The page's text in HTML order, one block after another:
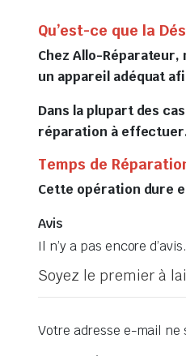
Qu’est-ce que la
Chez Allo-
un appareil adéquat
Dans la plupart des
réparation à
Temps de
Cette opération dure
Avis
Il n’y a pas encore d’avis.
Soyez le premier à
Votre adresse e-mail ne